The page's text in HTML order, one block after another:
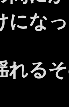
にな
る